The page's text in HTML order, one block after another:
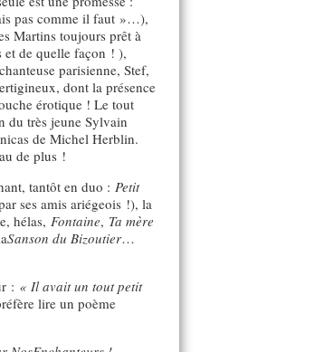
pas comme il faut »…),
Martins toujours prêt à
et de quelle façon ! ),
parisienne, Stef,
dont la présence
érotique ! Le tout
du très jeune Sylvain
de Michel Herblin.
de plus !
tantôt en duo : Petit
ses amis ariégeois !), la
hélas, Fontaine, Ta mère
Sanson du Bizoutier…
: « Il avait un tout petit
lire un poème